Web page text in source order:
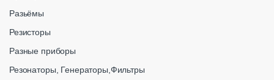
Разьёмы
Резисторы
Разные приборы
Резонаторы, Генераторы,Фильтры